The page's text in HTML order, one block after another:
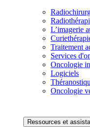
L’imagerie
Traitement
Services
Oncologie
Logiciels
Oncologie
Ressources et